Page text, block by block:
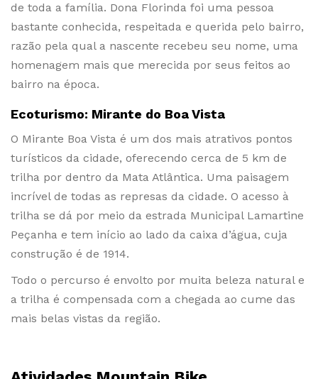
de toda a família. Dona Florinda foi uma pessoa
bastante conhecida, respeitada e querida pelo bairro,
razão pela qual a nascente recebeu seu nome, uma
homenagem mais que merecida por seus feitos ao
bairro na época.
Ecoturismo: Mirante do Boa Vista
O Mirante Boa Vista é um dos mais atrativos pontos
turísticos da cidade, oferecendo cerca de 5 km de
trilha por dentro da Mata Atlântica. Uma paisagem
incrível de todas as represas da cidade. O acesso à
trilha se dá por meio da estrada Municipal Lamartine
Peçanha e tem início ao lado da caixa d’água, cuja
construção é de 1914.
Todo o percurso é envolto por muita beleza natural e
a trilha é compensada com a chegada ao cume das
mais belas vistas da região.